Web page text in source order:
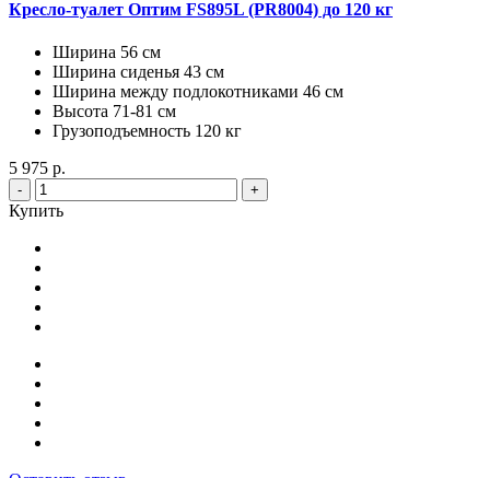
Кресло-туалет Оптим FS895L (PR8004) до 120 кг
Ширина 56 см
Ширина сиденья 43 см
Ширина между подлокотниками 46 см
Высота 71-81 см
Грузоподъемность 120 кг
5 975 р.
- +
Купить